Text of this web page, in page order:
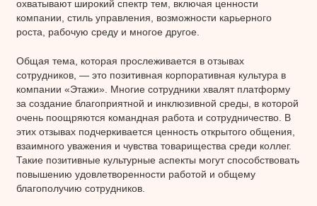
охватывают широкий спектр тем, включая ценности
компании, стиль управления, возможности карьерного
роста, рабочую среду и многое другое.
Общая тема, которая прослеживается в отзывах
сотрудников, — это позитивная корпоративная культура в
компании «Этажи». Многие сотрудники хвалят платформу
за создание благоприятной и инклюзивной среды, в которой
очень поощряются командная работа и сотрудничество. В
этих отзывах подчеркивается ценность открытого общения,
взаимного уважения и чувства товарищества среди коллег.
Такие позитивные культурные аспекты могут способствовать
повышению удовлетворенности работой и общему
благополучию сотрудников.